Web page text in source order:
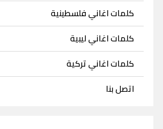
كلمات اغاني فلسطينية
كلمات اغاني ليبية
كلمات اغاني تركية
اتصل بنا